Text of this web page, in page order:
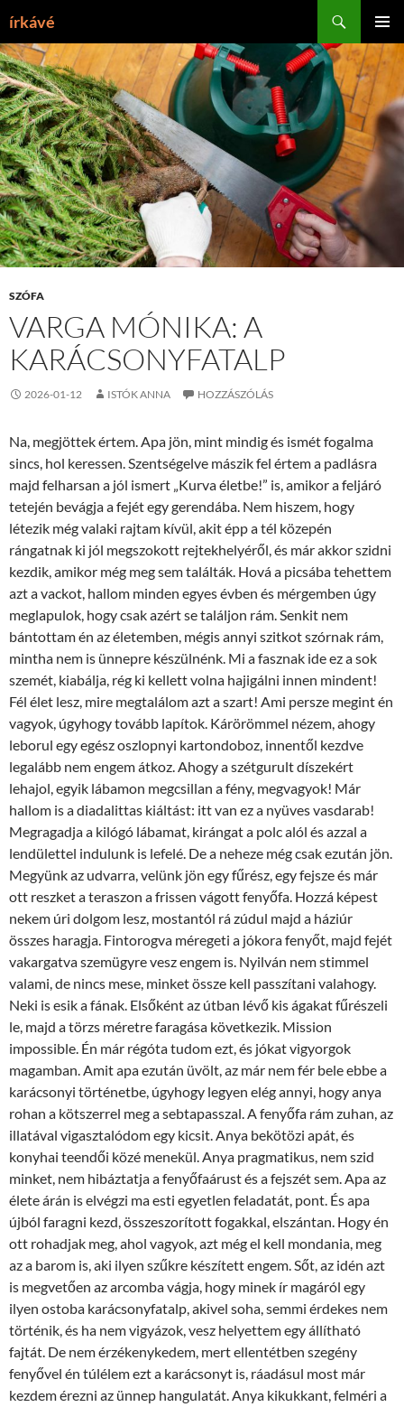
írkávé
MENÜ
SZÓFA
VARGA MÓNIKA: A
KARÁCSONYFATALP
2026-01-12 ISTÓK ANNA HOZZÁSZÓLÁS
Na, megjöttek értem. Apa jön, mint mindig és ismét fogalma
sincs, hol keressen. Szentségelve mászik fel értem a padlásra
majd felharsan a jól ismert „Kurva életbe!” is, amikor a feljáró
tetején bevágja a fejét egy gerendába. Nem hiszem, hogy
létezik még valaki rajtam kívül, akit épp a tél közepén
rángatnak ki jól megszokott rejtekhelyéről, és már akkor szidni
kezdik, amikor még meg sem találták. Hová a picsába tehettem
azt a vackot, hallom minden egyes évben és mérgemben úgy
meglapulok, hogy csak azért se találjon rám. Senkit nem
bántottam én az életemben, mégis annyi szitkot szórnak rám,
mintha nem is ünnepre készülnénk. Mi a fasznak ide ez a sok
szemét, kiabálja, rég ki kellett volna hajigálni innen mindent!
Fél élet lesz, mire megtalálom azt a szart! Ami persze megint én
vagyok, úgyhogy tovább lapítok. Kárörömmel nézem, ahogy
leborul egy egész oszlopnyi kartondoboz, innentől kezdve
legalább nem engem átkoz. Ahogy a szétgurult díszekért
lehajol, egyik lábamon megcsillan a fény, megvagyok! Már
hallom is a diadalittas kiáltást: itt van ez a nyüves vasdarab!
Megragadja a kilógó lábamat, kirángat a polc alól és azzal a
lendülettel indulunk is lefelé. De a neheze még csak ezután jön.
Megyünk az udvarra, velünk jön egy fűrész, egy fejsze és már
ott reszket a teraszon a frissen vágott fenyőfa. Hozzá képest
nekem úri dolgom lesz, mostantól rá zúdul majd a háziúr
összes haragja. Fintorogva méregeti a jókora fenyőt, majd fejét
vakargatva szemügyre vesz engem is. Nyilván nem stimmel
valami, de nincs mese, minket össze kell passzítani valahogy.
Neki is esik a fának. Elsőként az útban lévő kis ágakat fűrészeli
le, majd a törzs méretre faragása következik. Mission
impossible. Én már régóta tudom ezt, és jókat vigyorgok
magamban. Amit apa ezután üvölt, az már nem fér bele ebbe a
karácsonyi történetbe, úgyhogy legyen elég annyi, hogy anya
rohan a kötszerrel meg a sebtapasszal. A fenyőfa rám zuhan, az
illatával vigasztalódom egy kicsit. Anya bekötözi apát, és
konyhai teendői közé menekül. Anya pragmatikus, nem szid
minket, nem hibáztatja a fenyőfaárust és a fejszét sem. Apa az
élete árán is elvégzi ma esti egyetlen feladatát, pont. És apa
újból faragni kezd, összeszorított fogakkal, elszántan. Hogy én
ott rohadjak meg, ahol vagyok, azt még el kell mondania, meg
az a barom is, aki ilyen szűkre készített engem. Sőt, az idén azt
is megvetően az arcomba vágja, hogy minek ír magáról egy
ilyen ostoba karácsonyfatalp, akivel soha, semmi érdekes nem
történik, és ha nem vigyázok, vesz helyettem egy állítható
fajtát. De nem érzékenykedem, mert ellentétben szegény
fenyővel én túlélem ezt a karácsonyt is, ráadásul most már
kezdem érezni az ünnep hangulatát. Anya kikukkant, felméri a